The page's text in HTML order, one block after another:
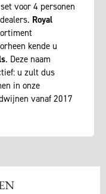
voor 4 personen
Royal
kende u
. Deze naam
u zult dus
in onze
vanaf 2017